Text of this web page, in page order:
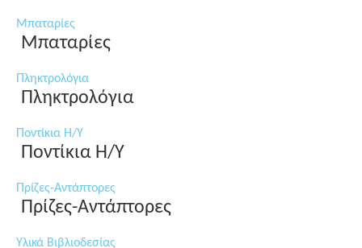
Μπαταρίες
Μπαταρίες
Πληκτρολόγια
Πληκτρολόγια
Ποντίκια Η/Υ
Ποντίκια Η/Υ
Πρίζες-Αντάπτορες
Πρίζες-Αντάπτορες
Υλικά Βιβλιοδεσίας